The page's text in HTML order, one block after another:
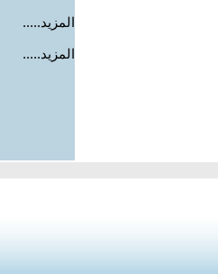
المزيد.....
المزيد.....